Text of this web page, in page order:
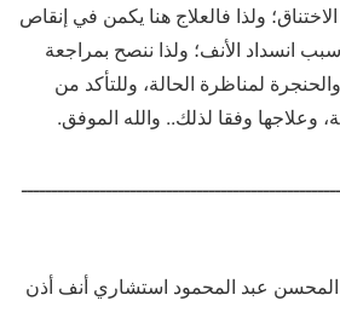
ولذا فالعلاج هنا يكمن في إنقاص
انسداد الأنف؛ ولذا ننصح بمراجعة
لمناظرة الحالة، وللتأكد من
وعلاجها وفقا لذلك.. والله الموفق.
المحسن عبد المحمود استشاري أنف أذن